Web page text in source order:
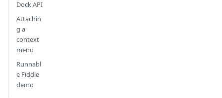
Dock API
Attachin
g a
context
menu
Runnabl
e Fiddle
demo